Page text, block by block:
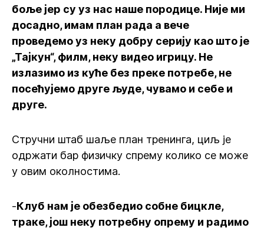
боље јер су уз нас наше породице. Није ми
досадно, имам план рада а вече
проведемо уз неку добру серију као што је
„Тајкун“, филм, неку видео игрицу. Не
излазимо из куће без преке потребе, не
посећујемо друге људе, чувамо и себе и
друге.
Стручни штаб шаље план тренинга, циљ је
одржати бар физичку спрему колико се може
у овим околностима.
-Клуб нам је обезбедио собне бицкле,
траке, још неку потребну опрему и радимо